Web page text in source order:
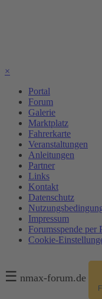
×
Portal
Forum
Galerie
Marktplatz
Fahrerkarte
Veranstaltungen
Anleitungen
Partner
Links
Kontakt
Datenschutz
Impressum
Forumsspende per
Cookie-
☰ nmax-forum.de